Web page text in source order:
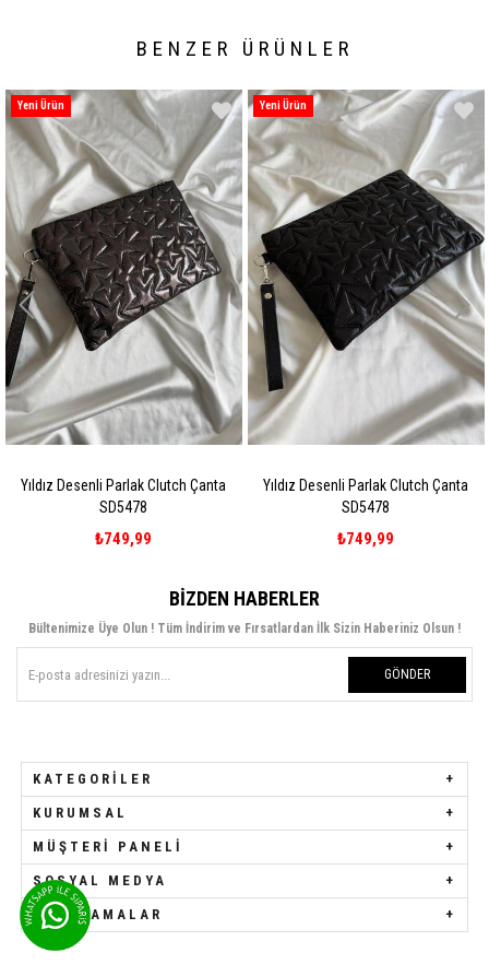
BENZER ÜRÜNLER
Parlak Clutch Çanta
Yıldız Desenli Parlak Clutch Çanta
Yıldız
Yeni Ürün
BIZDEN HABERLER
Bültenimize Üye Olun ! Tüm İndirim ve Fırsatlardan İlk Sizin Haberiniz Olsun !
GÖNDER
KATEGORILER
KURUMSAL
MÜŞTERI PANELI
SOSYAL MEDYA
UYGULAMALAR